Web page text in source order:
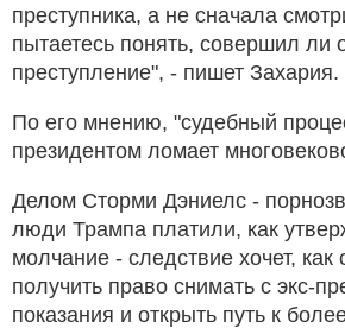
преступника, а не сначала
пытаетесь понять, совершил ли
преступление", - пишет Захария.
По его мнению, "судебный
президентом ломает
Делом Сторми Дэниелс -
люди Трампа платили, как
молчание - следствие хочет, как
получить право снимать с экс-
показания и открыть путь к